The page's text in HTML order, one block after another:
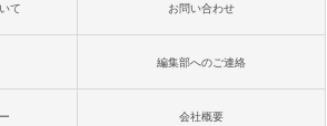
て お問い合わせ
編集部へのご連絡
会社概要